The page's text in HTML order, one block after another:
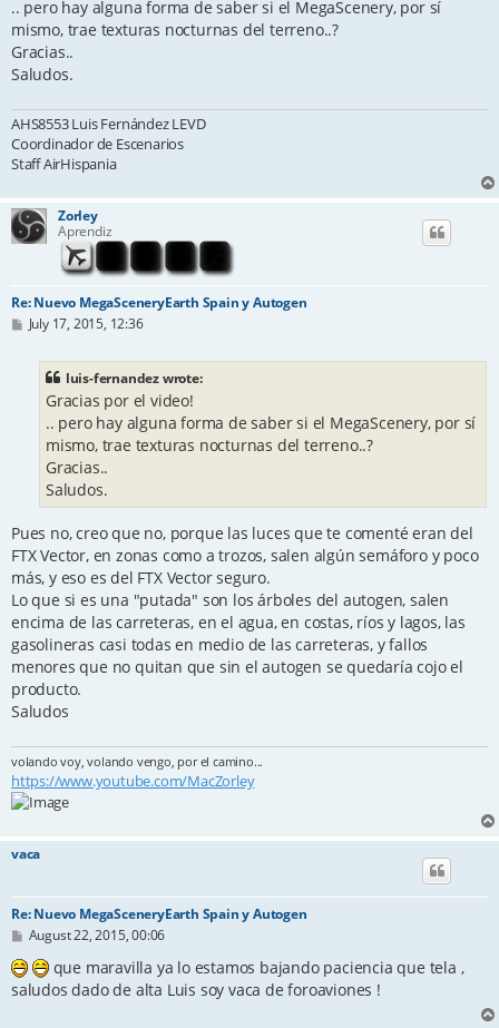
.. pero hay alguna forma de saber si el MegaScenery, por sí
mismo, trae texturas nocturnas del terreno..?
Gracias..
Saludos.
AHS8553 Luis Fernández LEVD
Coordinador de Escenarios
Staff AirHispania
Zorley
Aprendiz
Re: Nuevo MegaSceneryEarth Spain y Autogen
PJuly 17, 2015, 12:36
luis-fernandez wrote:
Gracias por el video!
.. pero hay alguna forma de saber si el MegaScenery, por sí
mismo, trae texturas nocturnas del terreno..?
Gracias..
Saludos.
Pues no, creo que no, porque las luces que te comenté eran del
FTX Vector, en zonas como a trozos, salen algún semáforo y poco
más, y eso es del FTX Vector seguro.
Lo que si es una "putada" son los árboles del autogen, salen
encima de las carreteras, en el agua, en costas, ríos y lagos, las
gasolineras casi todas en medio de las carreteras, y fallos
menores que no quitan que sin el autogen se quedaría cojo el
producto.
Saludos
volando voy, volando vengo, por el camino...
https://www.youtube.com/MacZorley
vaca
Re: Nuevo MegaSceneryEarth Spain y Autogen
P
s
t
August 22, 2015, 00:06
que maravilla ya lo estamos bajando paciencia que tela ,
saludos dado de alta Luis soy vaca de foroaviones !